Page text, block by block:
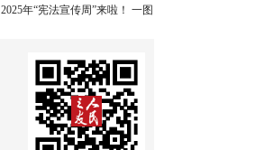
2025年“宪法宣传周”来啦！ 一图